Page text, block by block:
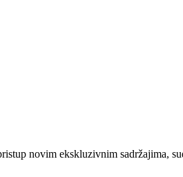
novim ekskluzivnim sadržajima,